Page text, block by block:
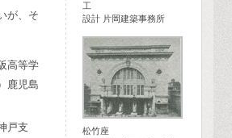
が、そ
高等学
鹿児島
戸支
工
設計 片岡建築事務所
松竹座